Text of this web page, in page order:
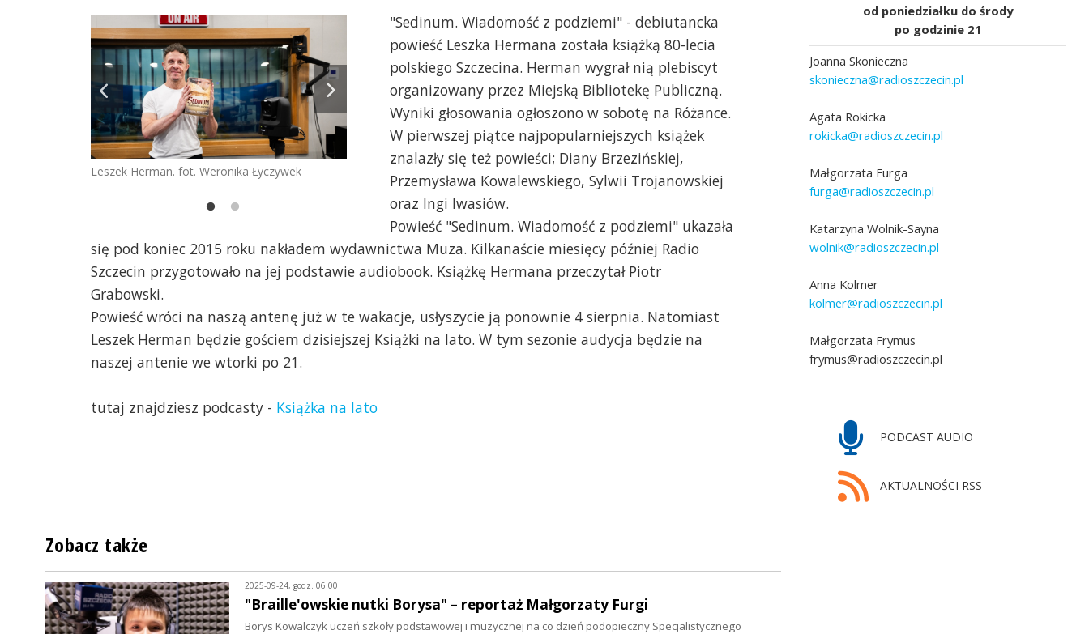
Leszek Herman. fot. Weronika Łyczywek
Leszek Herman, fot. Joanna Skonieczna
Leszek Herman. fot. Weronika Łyczywek
"Sedinum. Wiadomość z podziemi" - debiutancka
powieść Leszka Hermana została książką 80-lecia
polskiego Szczecina. Herman wygrał nią plebiscyt
organizowany przez Miejską Bibliotekę Publiczną.
Wyniki głosowania ogłoszono w sobotę na Różance.
W pierwszej piątce najpopularniejszych książek
znalazły się też powieści; Diany Brzezińskiej,
Przemysława Kowalewskiego, Sylwii Trojanowskiej
oraz Ingi Iwasiów.
Powieść "Sedinum. Wiadomość z podziemi" ukazała
się pod koniec 2015 roku nakładem wydawnictwa Muza. Kilkanaście miesięcy później Radio
Szczecin przygotowało na jej podstawie audiobook. Książkę Hermana przeczytał Piotr
Grabowski.
Powieść wróci na naszą antenę już w te wakacje, usłyszycie ją ponownie 4 sierpnia. Natomiast
Leszek Herman będzie gościem dzisiejszej Książki na lato. W tym sezonie audycja będzie na
naszej antenie we wtorki po 21.
tutaj znajdziesz podcasty - Książka na lato
od poniedziałku do środy
po godzinie 21
Joanna Skonieczna
skonieczna@radioszczecin.pl
Agata Rokicka
rokicka@radioszczecin.pl
Małgorzata Furga
furga@radioszczecin.pl
Katarzyna Wolnik-Sayna
wolnik@radioszczecin.pl
Anna Kolmer
kolmer@radioszczecin.pl
Małgorzata Frymus
frymus@radioszczecin.pl
PODCAST AUDIO
AKTUALNOŚCI RSS
Zobacz także
2025-09-24, godz. 06:00
"Braille'owskie nutki Borysa" – reportaż Małgorzaty Furgi
Borys Kowalczyk uczeń szkoły podstawowej i muzycznej na co dzień podopieczny Specjalistycznego